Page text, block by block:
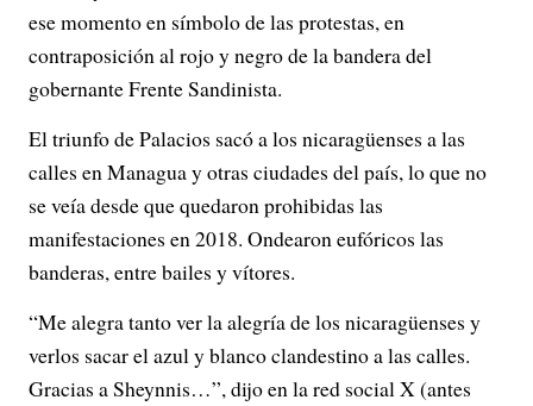
ese momento en símbolo de las protestas, en
contraposición al rojo y negro de la bandera del
gobernante Frente Sandinista.
El triunfo de Palacios sacó a los nicaragüenses a las
calles en Managua y otras ciudades del país, lo que no
se veía desde que quedaron prohibidas las
manifestaciones en 2018. Ondearon eufóricos las
banderas, entre bailes y vítores.
“Me alegra tanto ver la alegría de los nicaragüenses y
verlos sacar el azul y blanco clandestino a las calles.
Gracias a Sheynnis…”, dijo en la red social X (antes